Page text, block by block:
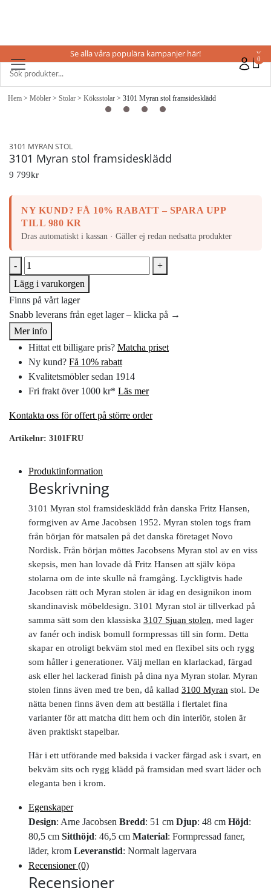
0
Se alla våra populära kampanjer här! X
Hem > Möbler > Stolar > Köksstolar > 3101 Myran stol framsidesklädd
3101 MYRAN STOL
3101 Myran stol framsidesklädd
9 799kr
NY KUND? FÅ 10% RABATT – SPARA UPP
TILL 980 KR
Dras automatiskt i kassan · Gäller ej redan nedsatta produkter
-
+
Lägg i varukorgen
Finns på vårt lager
Snabb leverans från eget lager – klicka på →
Mer info
Hittat ett billigare pris? Matcha priset
Ny kund? Få 10% rabatt
Kvalitetsmöbler sedan 1914
Fri frakt över 1000 kr* Läs mer
Kontakta oss för offert på större order
Artikelnr: 3101FRU
Produktinformation
Beskrivning
3101 Myran stol framsidesklädd från danska Fritz Hansen,
formgiven av Arne Jacobsen 1952. Myran stolen togs fram
från början för matsalen på det danska företaget Novo
Nordisk. Från början möttes Jacobsens Myran stol av en viss
skepsis, men han lovade då Fritz Hansen att själv köpa
stolarna om de inte skulle nå framgång. Lyckligtvis hade
Jacobsen rätt och Myran stolen är idag en designikon inom
skandinavisk möbeldesign. 3101 Myran stol är tillverkad på
samma sätt som den klassiska 3107 Sjuan stolen, med lager
av fanér och indisk bomull formpressas till sin form. Detta
skapar en otroligt bekväm stol med en flexibel sits och rygg
som håller i generationer. Välj mellan en klarlackad, färgad
ask eller hel lackerad finish på dina nya Myran stolar. Myran
stolen finns även med tre ben, då kallad 3100 Myran stol. De
nätta benen finns även dem att beställa i flertalet fina
varianter för att matcha ditt hem och din interiör, stolen är
även praktiskt stapelbar.
Här i ett utförande med baksida i vacker färgad ask i svart, en
bekväm sits och rygg klädd på framsidan med svart läder och
eleganta ben i krom.
Egenskaper
Design: Arne Jacobsen Bredd: 51 cm Djup: 48 cm Höjd:
80,5 cm Sitthöjd: 46,5 cm Material: Formpressad faner,
läder, krom Leveranstid: Normalt lagervara
Recensioner (0)
Recensioner